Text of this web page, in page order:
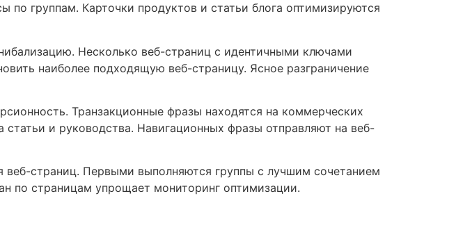
группам. Карточки продуктов и статьи блога оптимизируются
Несколько веб-страниц с идентичными ключами
наиболее подходящую веб-страницу. Ясное разграничение
Транзакционные фразы находятся на коммерческих
и руководства. Навигационных фразы отправляют на веб-
веб-страниц. Первыми выполняются группы с лучшим сочетанием
по страницам упрощает мониторинг оптимизации.